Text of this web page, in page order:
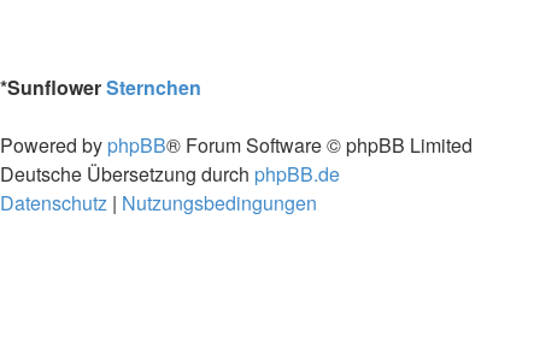
*SunflowerSternchen
Powered by phpBB® Forum Software © phpBB Limited
Deutsche Übersetzung durch phpBB.de
Datenschutz | Nutzungsbedingungen